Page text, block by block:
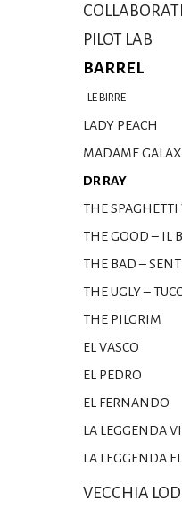
PILOT LAB
BARREL
LE BIRRE
LADY PEACH
MADAME
DR RAY
THE SPAGHETTI
THE GOOD – IL
THE BAD –
THE UGLY –
THE PILGRIM
EL VASCO
EL PEDRO
EL FERNANDO
LA LEGGENDA
LA LEGGENDA
VECCHIA LODI